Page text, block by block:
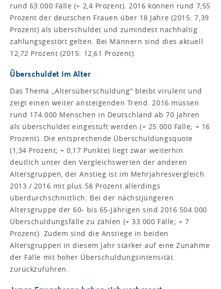
rund 63.000 Fälle (+ 2,4 Prozent). 2016 können rund 7,55
Prozent der deutschen Frauen über 18 Jahre (2015: 7,39
Prozent) als überschuldet und zumindest nachhaltig
zahlungsgestört gelten. Bei Männern sind dies aktuell
12,72 Prozent (2015: 12,61 Prozent).
Überschuldet im Alter
Das Thema „Altersüberschuldung“ bleibt virulent und
zeigt einen weiter ansteigenden Trend. 2016 müssen
rund 174.000 Menschen in Deutschland ab 70 Jahren
als überschuldet eingestuft werden (+ 25.000 Fälle; + 16
Prozent). Die entsprechende Überschuldungsquote
(1,34 Prozent; + 0,17 Punkte) liegt zwar weiterhin
deutlich unter den Vergleichswerten der anderen
Altersgruppen, der Anstieg ist im Mehrjahresvergleich
2013 / 2016 mit plus 58 Prozent allerdings
überdurchschnittlich. Bei der nächstjüngeren
Altersgruppe der 60- bis 65-Jährigen sind 2016 504.000
Überschuldungsfälle zu zählen (+ 33.000 Fälle; + 7
Prozent). Zudem sind die Anstiege in beiden
Altersgruppen in diesem Jahr stärker auf eine Zunahme
der Fälle mit hoher Überschuldungsintensität
zurückzuführen.